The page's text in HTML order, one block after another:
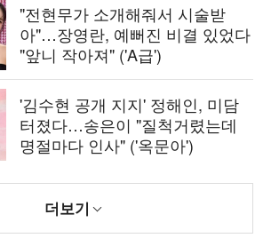
"전현무가 소개해줘서 시술받
아"…장영란, 예뻐진 비결 있었다
"앞니 작아져" ('A급')
'김수현 공개 지지' 정해인, 미담
터졌다…송은이 "질척거렸는데
명절마다 인사" ('옥문아')
더보기